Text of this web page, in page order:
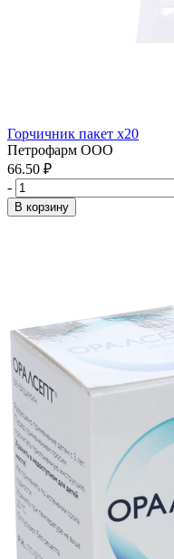
Горчичник пакет x20
Петрофарм ООО
66.50 ₽
-
В корзину